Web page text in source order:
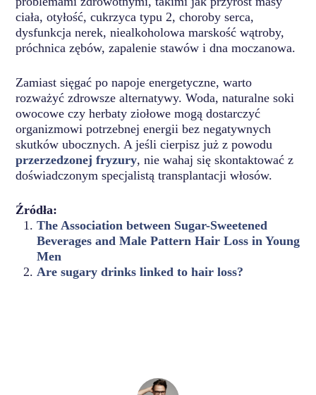
ciała, otyłość, cukrzyca typu 2, choroby serca,
dysfunkcja nerek, niealkoholowa marskość wątroby,
próchnica zębów, zapalenie stawów i dna moczanowa.
Zamiast sięgać po napoje energetyczne, warto
rozważyć zdrowsze alternatywy. Woda, naturalne soki
owocowe czy herbaty ziołowe mogą dostarczyć
organizmowi potrzebnej energii bez negatywnych
skutków ubocznych. A jeśli cierpisz już z powodu
przerzedzonej fryzury, nie wahaj się skontaktować z
doświadczonym specjalistą transplantacji włosów.
Źródła:
The Association between Sugar-Sweetened
Beverages and Male Pattern Hair Loss in Young
Men
Are sugary drinks linked to hair loss?